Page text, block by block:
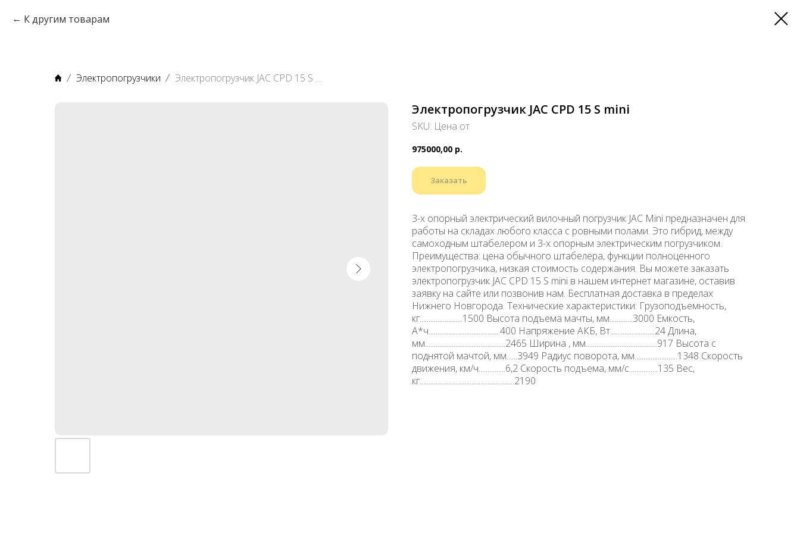
К другим товарам
Электропогрузчики Электропогрузчик JAC CPD 15 S mini
Электропогрузчик JAC CPD 15 S mini
SKU: Цена от
975000,00 р.
Заказать
3-х опорный электрический вилочный погрузчик JAC Mini предназначен для
работы на складах любого класса с ровными полами. Это гибрид, между
самоходным штабелером и 3-х опорным электрическим погрузчиком.
Преимущества: цена обычного штабелера, функции полноценного
электропогрузчика, низкая стоимость содержания. Вы можете заказать
электропогрузчик JAC CPD 15 S mini в нашем интернет магазине, оставив
заявку на сайте или позвонив нам. Бесплатная доставка в пределах
Нижнего Новгорода. Технические характеристики: Грузоподъемность,
кг........................1500 Высота подъема мачты, мм.............3000 Емкость,
А*ч........................................400 Напряжение АКБ, Вт.........................24 Длина,
мм.............................................2465 Ширина , мм........................................917 Высота с
поднятой мачтой, мм......3949 Радиус поворота, мм........................1348 Скорость
движения, км/ч...............6,2 Скорость подъема, мм/с................135 Вес,
кг.....................................................2190